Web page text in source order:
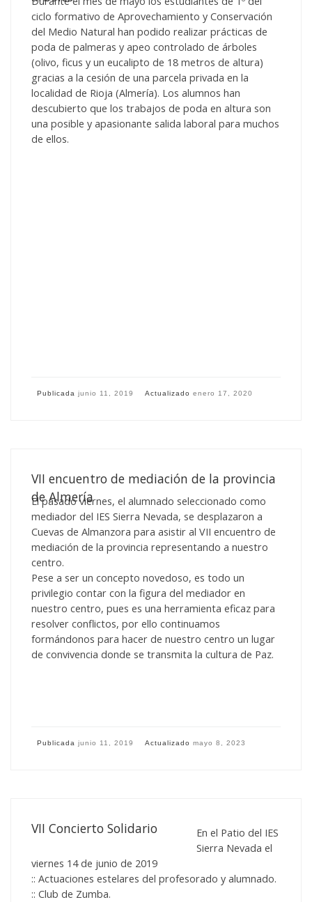
ciclo formativo de Aprovechamiento y Conservación
del Medio Natural han podido realizar prácticas de
poda de palmeras y apeo controlado de árboles
(olivo, ficus y un eucalipto de 18 metros de altura)
gracias a la cesión de una parcela privada en la
localidad de Rioja (Almería). Los alumnos han
descubierto que los trabajos de poda en altura son
una posible y apasionante salida laboral para muchos
de ellos.
Publicadajunio 11, 2019 Actualizadoenero 17, 2020
VII encuentro de mediación de la provincia
de Almería
El pasado viernes, el alumnado seleccionado como
mediador del IES Sierra Nevada, se desplazaron a
Cuevas de Almanzora para asistir al VII encuentro de
mediación de la provincia representando a nuestro
centro.
Pese a ser un concepto novedoso, es todo un
privilegio contar con la figura del mediador en
nuestro centro, pues es una herramienta eficaz para
resolver conflictos, por ello continuamos
formándonos para hacer de nuestro centro un lugar
de convivencia donde se transmita la cultura de Paz.
Publicadajunio 11, 2019 Actualizadomayo 8, 2023
VII Concierto Solidario En el Patio del IES
Sierra Nevada el
viernes 14 de junio de 2019
:: Actuaciones estelares del profesorado y alumnado.
:: Club de Zumba.